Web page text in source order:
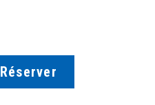
Réserver